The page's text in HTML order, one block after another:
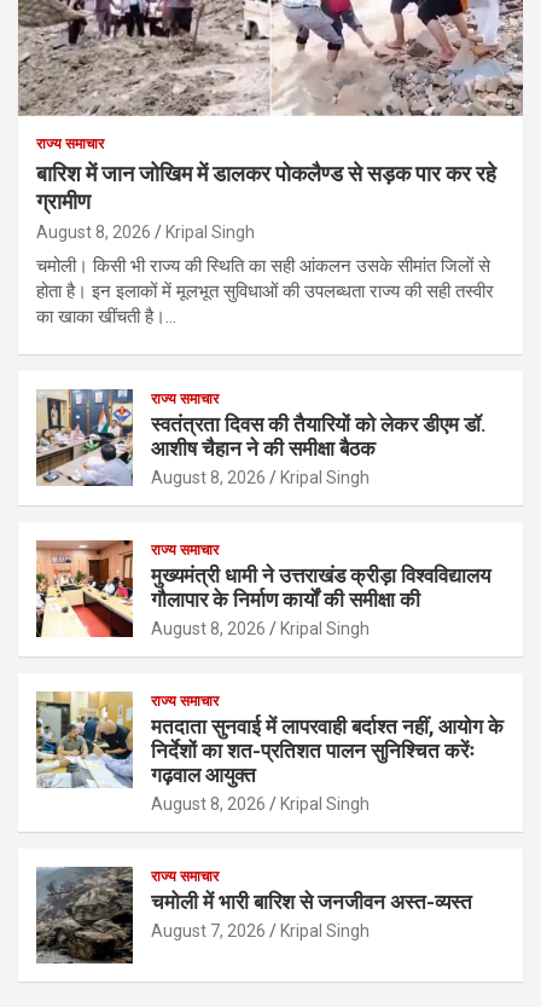
राज्य समाचार
बारिश में जान जोखिम में डालकर पोकलैण्ड से सड़क पार कर रहे
ग्रामीण
August 8, 2026 Kripal Singh
चमोली। किसी भी राज्य की स्थिति का सही आंकलन उसके सीमांत जिलों से
होता है। इन इलाकों में मूलभूत सुविधाओं की उपलब्धता राज्य की सही तस्वीर
का खाका खींचती है।…
राज्य समाचार
स्वतंत्रता दिवस की तैयारियों को लेकर डीएम डॉ.
आशीष चैहान ने की समीक्षा बैठक
August 8, 2026 Kripal Singh
राज्य समाचार
मुख्यमंत्री धामी ने उत्तराखंड क्रीड़ा विश्वविद्यालय
गौलापार के निर्माण कार्यों की समीक्षा की
August 8, 2026 Kripal Singh
राज्य समाचार
मतदाता सुनवाई में लापरवाही बर्दाश्त नहीं, आयोग के
निर्देशों का शत-प्रतिशत पालन सुनिश्चित करेंः
गढ़वाल आयुक्त
August 8, 2026 Kripal Singh
राज्य समाचार
चमोली में भारी बारिश से जनजीवन अस्त-व्यस्त
August 7, 2026 Kripal Singh